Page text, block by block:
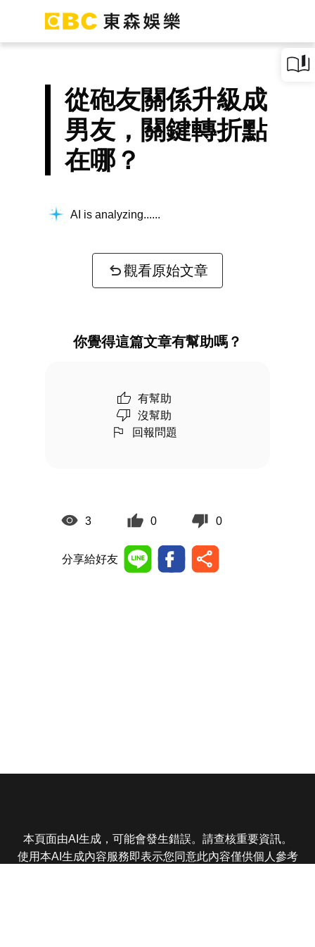
從砲友關係升級成
男友，關鍵轉折點
在哪？
AI is analyzing...
觀看原始文章
你覺得這篇文章有幫助嗎？
有幫助
沒幫助
回報問題
3 0 0
分享給好友
本頁面由AI生成，可能會發生錯誤。請查核重要資訊。
使用本AI生成內容服務即表示您同意此內容僅供個人參考